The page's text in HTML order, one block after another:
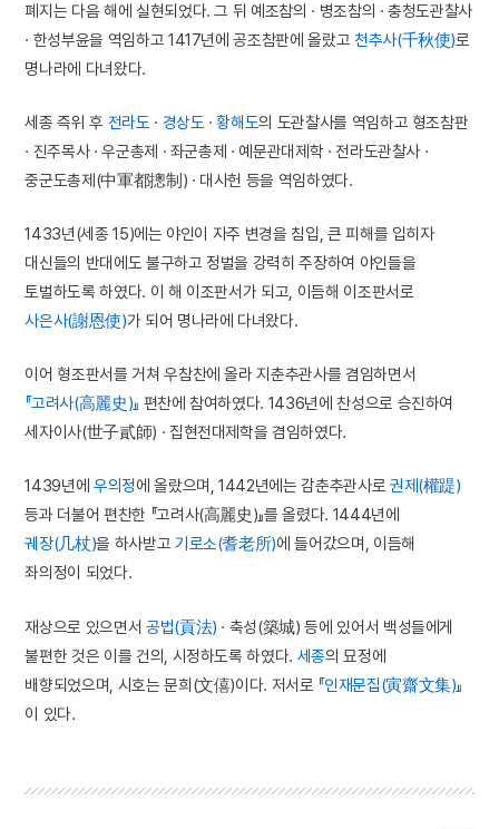
폐지는 다음 해에 실현되었다. 그 뒤 예조참의 · 병조참의 · 충청도관찰사
· 한성부윤을 역임하고 1417년에 공조참판에 올랐고 천추사(千秋使)로
명나라에 다녀왔다.
세종 즉위 후 전라도 · 경상도 ·황해도의 도관찰사를 역임하고 형조참판
· 진주목사 · 우군총제 · 좌군총제 · 예문관대제학 · 전라도관찰사 ·
중군도총제(中軍都摠制) · 대사헌 등을 역임하였다.
1433년(세종 15)에는 야인이 자주 변경을 침입, 큰 피해를 입히자
대신들의 반대에도 불구하고 정벌을 강력히 주장하여 야인들을
토벌하도록 하였다. 이 해 이조판서가 되고, 이듬해 이조판서로
사은사(謝恩使)가 되어 명나라에 다녀왔다.
이어 형조판서를 거쳐 우참찬에 올라 지춘추관사를 겸임하면서
『고려사(高麗史)』 편찬에 참여하였다. 1436년에 찬성으로 승진하여
세자이사(世子貳師) · 집현전대제학을 겸임하였다.
1439년에 우의정에 올랐으며, 1442년에는 감춘추관사로 권제(權踶)
등과 더불어 편찬한 『고려사(高麗史)』를 올렸다. 1444년에
궤장(几杖)을 하사받고 기로소(耆老所)에 들어갔으며, 이듬해
좌의정이 되었다.
재상으로 있으면서 공법(貢法) · 축성(築城) 등에 있어서 백성들에게
불편한 것은 이를 건의, 시정하도록 하였다. 세종의 묘정에
배향되었으며, 시호는 문희(文僖)이다. 저서로 『인재문집(寅齋文集)』
이 있다.